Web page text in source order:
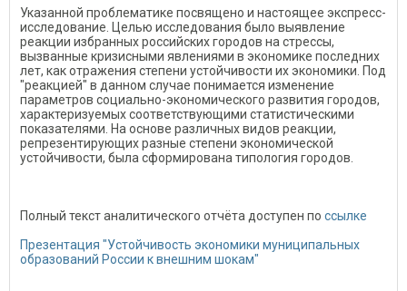
Указанной проблематике посвящено и настоящее экспресс-
исследование. Целью исследования было выявление
реакции избранных российских городов на стрессы,
вызванные кризисными явлениями в экономике последних
лет, как отражения степени устойчивости их экономики. Под
"реакцией" в данном случае понимается изменение
параметров социально-экономического развития городов,
характеризуемых соответствующими статистическими
показателями. На основе различных видов реакции,
репрезентирующих разные степени экономической
устойчивости, была сформирована типология городов.
Полный текст аналитического отчёта доступен по ссылке
Презентация "Устойчивость экономики муниципальных
образований России к внешним шокам"